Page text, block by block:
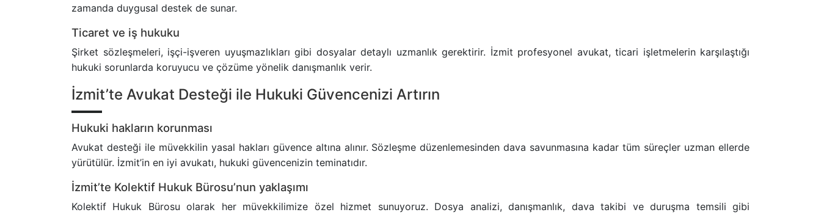
zamanda duygusal destek de sunar.
Ticaret ve iş hukuku
Şirket sözleşmeleri, işçi-işveren uyuşmazlıkları gibi dosyalar detaylı uzmanlık gerektirir. İzmit profesyonel avukat, ticari işletmelerin karşılaştığı
hukuki sorunlarda koruyucu ve çözüme yönelik danışmanlık verir.
İzmit’te Avukat Desteği ile Hukuki Güvencenizi Artırın
Hukuki hakların korunması
Avukat desteği ile müvekkilin yasal hakları güvence altına alınır. Sözleşme düzenlemesinden dava savunmasına kadar tüm süreçler uzman ellerde
yürütülür. İzmit’in en iyi avukatı, hukuki güvencenizin teminatıdır.
İzmit’te Kolektif Hukuk Bürosu’nun yaklaşımı
Kolektif Hukuk Bürosu olarak her müvekkilimize özel hizmet sunuyoruz. Dosya analizi, danışmanlık, dava takibi ve duruşma temsili gibi